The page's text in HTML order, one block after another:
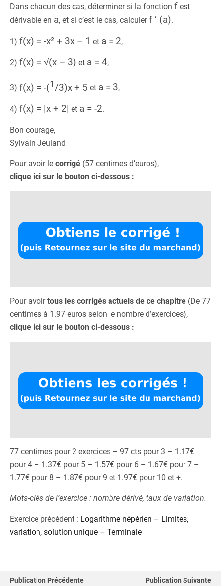
Dans chacun des cas, déterminer si la fonction f est
dérivable en a, et si c’est le cas, calculerf ‘ (a).
1) f(x) = -x² + 3x – 1 et a = 2,
2) f(x) = √(x – 3) et a = 4,
3) f(x) = -(1 /3)x + 5 et a = 3,
4) f(x) = |x + 2| et a = -2.
Bon courage,
Sylvain Jeuland
Pour avoir le corrigé (57 centimes d’euros),
clique ici sur le bouton ci-dessous :
Pour avoirtous les corrigés actuels de ce chapitre (De 77
centimes à 1.97 euros selon le nombre d’exercices),
clique ici sur le bouton ci-dessous :
77 centimes pour 2 exercices – 97 cts pour 3 – 1.17€
pour 4 – 1.37€ pour 5 – 1.57€ pour 6 – 1.67€ pour 7 –
1.77€ pour 8 – 1.87€ pour 9 et 1.97€ pour 10 et +.
Mots-clés de l’exercice : nombre dérivé, taux de variation.
Exercice précédent : Logarithme népérien – Limites,
variation, solution unique – Terminale
Publication Précédente
Publication Suivante